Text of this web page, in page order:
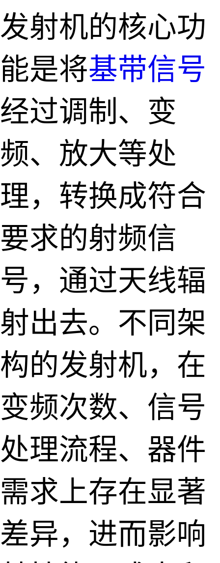
发射机的核心功
能是将基带信号
经过调制、变
频、放大等处
理，转换成符合
要求的射频信
号，通过天线辐
射出去。不同架
构的发射机，在
变频次数、信号
处理流程、器件
需求上存在显著
差异，进而影响